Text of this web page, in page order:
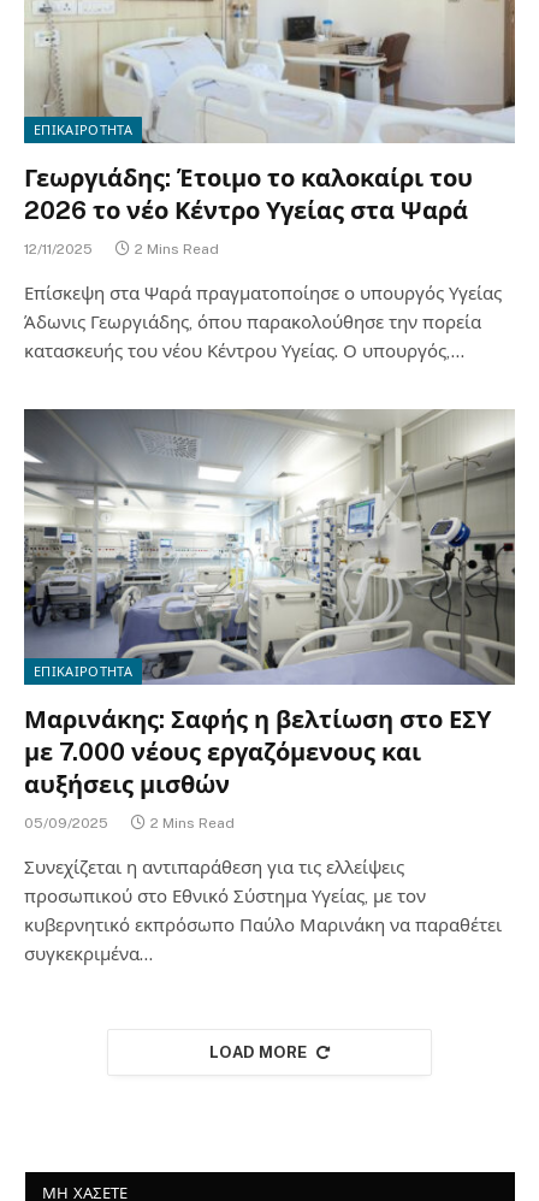
ΕΠΙΚΑΙΡΟΤΗΤΑ
Γεωργιάδης: Έτοιμο το καλοκαίρι του
2026 το νέο Κέντρο Υγείας στα Ψαρά
12/11/2025 2 Mins Read
Επίσκεψη στα Ψαρά πραγματοποίησε ο υπουργός Υγείας
Άδωνις Γεωργιάδης, όπου παρακολούθησε την πορεία
κατασκευής του νέου Κέντρου Υγείας. Ο υπουργός,…
ΕΠΙΚΑΙΡΟΤΗΤΑ
Μαρινάκης: Σαφής η βελτίωση στο ΕΣΥ
με 7.000 νέους εργαζόμενους και
αυξήσεις μισθών
05/09/2025 2 Mins Read
Συνεχίζεται η αντιπαράθεση για τις ελλείψεις
προσωπικού στο Εθνικό Σύστημα Υγείας, με τον
κυβερνητικό εκπρόσωπο Παύλο Μαρινάκη να παραθέτει
συγκεκριμένα…
LOAD MORE
ΜΗ ΧΑΣΕΤΕ